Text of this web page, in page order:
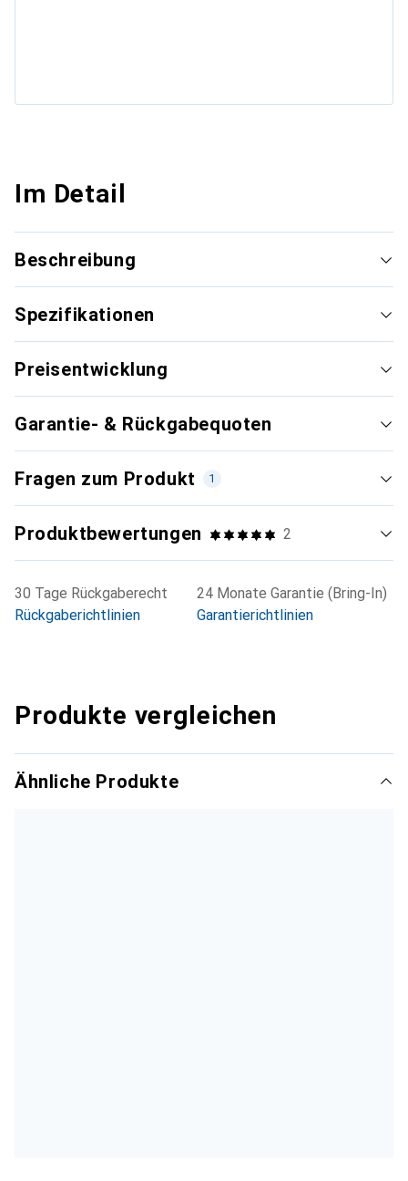
Im Detail
Beschreibung
Spezifikationen
Preisentwicklung
Garantie- & Rückgabequoten
Fragen zum Produkt 1
Produktbewertungen 2
30 Tage Rückgaberecht
Rückgaberichtlinien
24 Monate Garantie (Bring-In)
Garantierichtlinien
Produkte vergleichen
Ähnliche Produkte